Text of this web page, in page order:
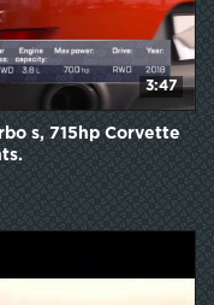
3:47
s, 715hp Corvette